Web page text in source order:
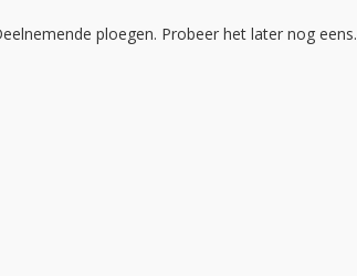
ploegen. Probeer het later nog eens.